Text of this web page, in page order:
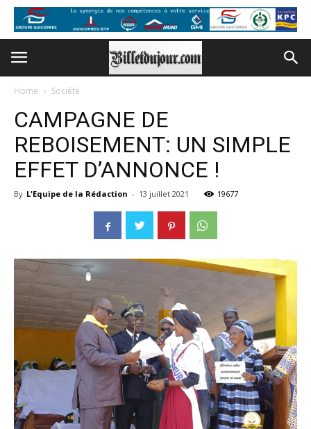
Home Société
CAMPAGNE DE
REBOISEMENT: UN SIMPLE
EFFET D’ANNONCE !
By L'Equipe de la Rédaction - 13 juillet 2021 19677